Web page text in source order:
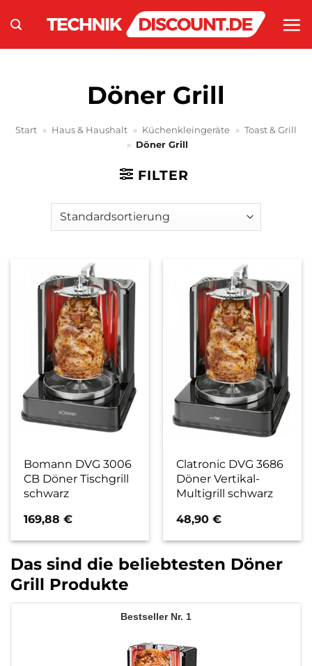
Inhalt
springen
Döner Grill
Start » Haus & Haushalt » Küchenkleingeräte » Toast & Grill
» Döner Grill
FILTER
Bomann DVG 3006
CB Döner Tischgrill
schwarz
169,88€
Clatronic DVG 3686
Döner Vertikal-
Multigrill schwarz
48,90€
Das sind die beliebtesten Döner
Grill Produkte
1